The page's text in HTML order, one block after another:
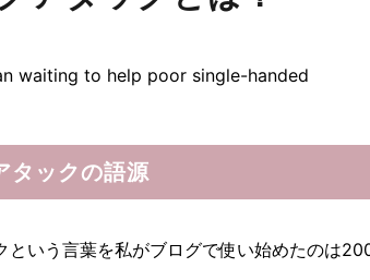
タックの語源
という言葉を私がブログで使い始めたのは